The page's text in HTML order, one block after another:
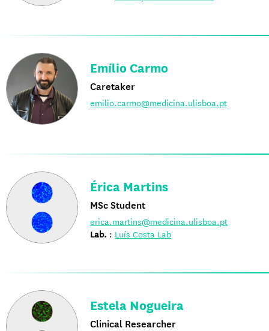
Emílio Carmo
Caretaker
emilio.carmo@medicina.ulisboa.pt
Érica Martins
MSc Student
erica.martins@medicina.ulisboa.pt
Lab. : Luís Costa Lab
Estela Nogueira
Clinical Researcher